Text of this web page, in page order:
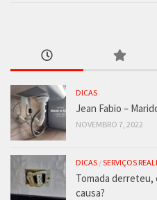
DICAS
Jean Fabio –
NOVEMBRO 7, 2022
DICAS /SERVIÇOS
Tomada
causa?